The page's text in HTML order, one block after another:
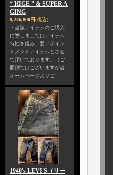
“ HIGE ” & SUPER A
GING
8,236,800円(税込)
・当該アイテムのご購入
に際しましてはアイテム
特性を鑑み、要アポイン
トメントアイテムとさせ
て頂いております。（ご
面倒ではございますが当
ホームページよりご…
1940's LEVI'S（リー